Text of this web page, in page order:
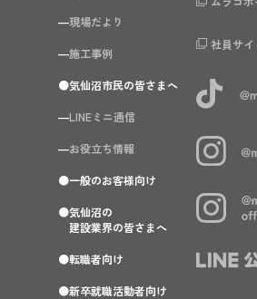
現場だより
施工事例
気仙沼市民の皆さまへ
LINEミニ通信
お役立ち情報
一般のお客様向け
気仙沼の
建設業界の皆さまへ
転職者向け
新卒就職活動者向け
社員サイ